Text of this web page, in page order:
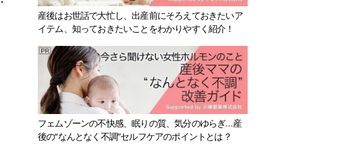
産後はお世話で大忙し、出産前にそろえておきたいア
イテム、知っておきたいことをわかりやすく紹介！
フェムゾーンの不快感、眠りの質、気分のゆらぎ…産
後の“なんとなく不調”セルフケアのポイントとは？